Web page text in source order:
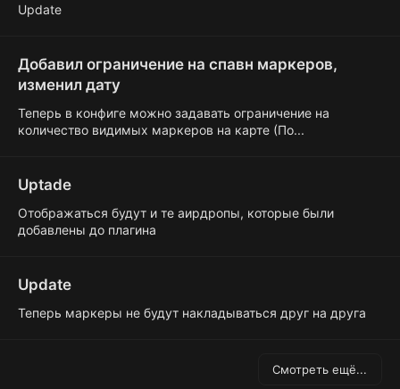
Update
Добавил ограничение на спавн маркеров,
изменил дату
Теперь в конфиге можно задавать ограничение на
количество видимых маркеров на карте (По...
Uptade
Отображаться будут и те аирдропы, которые были
добавлены до плагина
Update
Теперь маркеры не будут накладываться друг на друга
Смотреть ещё...